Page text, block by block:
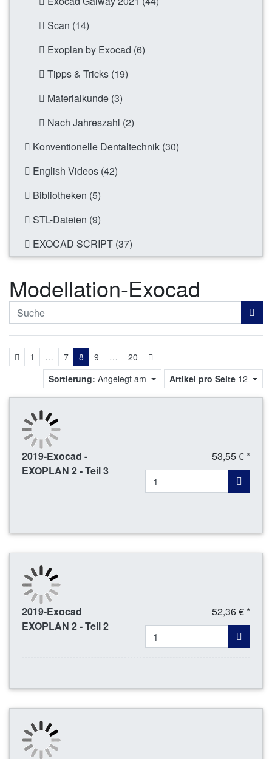
Scan (14)
Exoplan by Exocad (6)
Tipps & Tricks (19)
Materialkunde (3)
Nach Jahreszahl (2)
Konventionelle Dentaltechnik (30)
English Videos (42)
Bibliotheken (5)
STL-Dateien (9)
EXOCAD SCRIPT (37)
Modellation-Exocad
Zurück
1 … 7 8 9 … 20
Sortierung: Angelegt am Artikel pro Seite 12
2019-Exocad -
EXOPLAN 2 - Teil 3
53,55 € *
2019-Exocad
EXOPLAN 2 - Teil 2
52,36 € *